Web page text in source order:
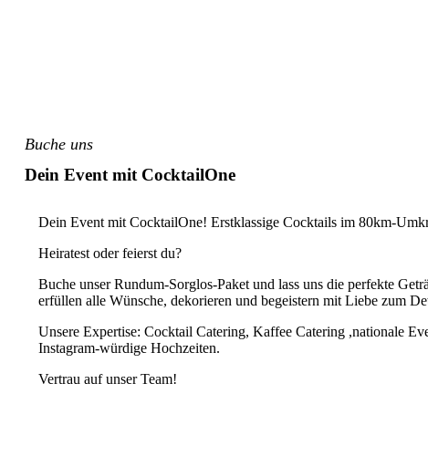
Buche uns
Dein Event mit CocktailOne
Dein Event mit CocktailOne! Erstklassige Cocktails im 80km-
Heiratest oder feierst du?
Buche unser Rundum-Sorglos-Paket und lass uns die perfekte
erfüllen alle Wünsche, dekorieren und begeistern mit Liebe zum
Unsere Expertise: Cocktail Catering, Kaffee Catering ,nationale
Instagram-würdige Hochzeiten.
Vertrau auf unser Team!